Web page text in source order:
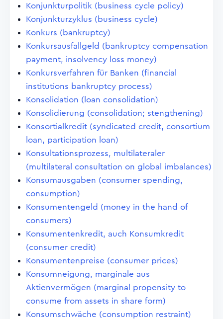
Konjunkturpolitik (business cycle policy)
Konjunkturzyklus (business cycle)
Konkurs (bankruptcy)
Konkursausfallgeld (bankruptcy compensation
payment, insolvency loss money)
Konkursverfahren für Banken (financial
institutions bankruptcy process)
Konsolidation (loan consolidation)
Konsolidierung (consolidation; stengthening)
Konsortialkredit (syndicated credit, consortium
loan, participation loan)
Konsultationsprozess, multilateraler
(multilateral consultation on global imbalances)
Konsumausgaben (consumer spending,
consumption)
Konsumentengeld (money in the hand of
consumers)
Konsumentenkredit, auch Konsumkredit
(consumer credit)
Konsumentenpreise (consumer prices)
Konsumneigung, marginale aus
Aktienvermögen (marginal propensity to
consume from assets in share form)
Konsumschwäche (consumption restraint)